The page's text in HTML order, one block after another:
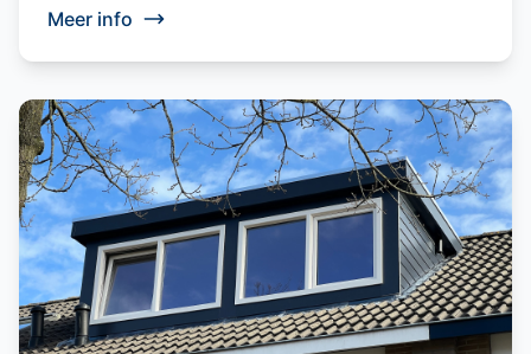
Meer info